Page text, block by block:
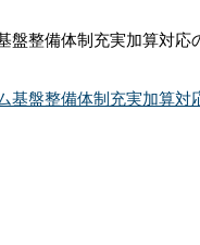
盤整備体制充実加算対応
基盤整備体制充実加算対